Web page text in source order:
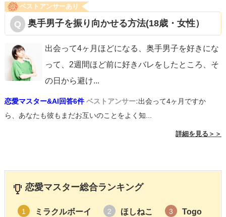
ベストアンサーあり
奥手男子を振り向かせる方法(18歳・女性）
出会って4ヶ月ほどになる、奥手男子を好きにな
って、2週間ほど前に好きバレをしたところ、そ
の日から避け...
恋愛マスター&AI回答6件 ベストアンサー:出会って4ヶ月ですか
ら、あなたも彼もまだお互いのことをよく知...
詳細を見る＞＞
恋愛マスター総合ランキング
1 ミラクルボーイ 2 ほしねこ 3 Togo